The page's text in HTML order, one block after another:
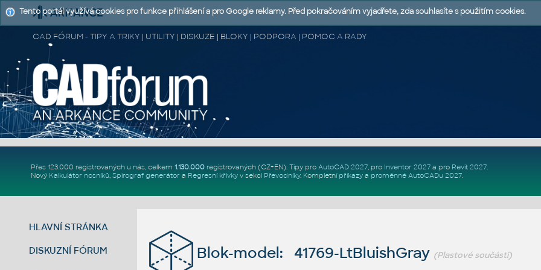
CAD FÓRUM - TIPY A TRIKY | UTILITY | DISKUZE | BLOKY | PODPORA | POMOC A RADY
Přes 123.000 registrovaných u nás, celkem 1.130.000registrovaných (CZ+EN). Tipy pro AutoCAD 2027, pro Inventor 2027a pro Revit 2027.
Nový Kalkulátor nosníků, Spirograf generátor a Regresní křivkyv sekci Převodníky. Kompletní příkazya proměnné AutoCADu 2027.
HLAVNÍ STRÁNKA
DISKUZNÍ FÓRUM Blok-model: 41769-LtBluishGray (Plastové součásti)
Tento portál využívá cookies pro funkce přihlášení a pro Google reklamy. Před pokračováním vyjadřete, zda souhlasíte s použitím cookies.